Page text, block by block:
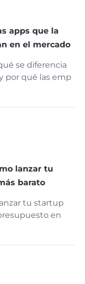
apps que la
en el mercado
se diferencia
por qué las emp
lanzar tu
barato
tu startup
en